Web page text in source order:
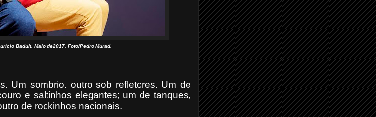
Baduh. Maio de2017. Foto/Pedro Murad.
Um sombrio, outro sob refletores. Um de
e saltinhos elegantes; um de tanques,
de rockinhos nacionais.